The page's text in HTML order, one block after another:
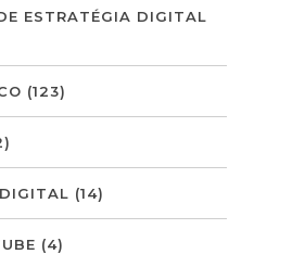
ESTRATÉGIA DIGITAL
(123)
(14)
(4)